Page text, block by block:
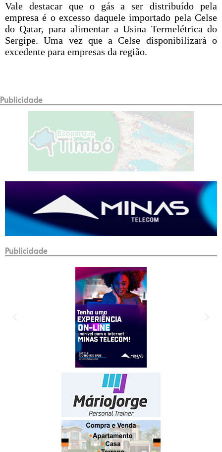
Vale destacar que o gás a ser distribuído pela
empresa é o excesso daquele importado pela Celse
do Qatar, para alimentar a Usina Termelétrica do
Sergipe. Uma vez que a Celse disponibilizará o
excedente para empresas da região.
Publicidade
Publicidade